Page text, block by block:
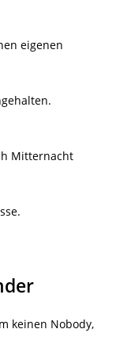
eigenen
Mitternacht
keinen Nobody,